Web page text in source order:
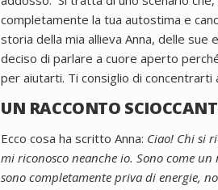
completamente la tua autostima e
storia della mia allieva Anna, delle
deciso di parlare a cuore aperto
per aiutarti. Ti consiglio di concentrarti
UN RACCONTO
Ecco cosa ha scritto Anna: Ciao! Chi si
mi riconosco neanche io. Sono come
sono completamente priva di energie,